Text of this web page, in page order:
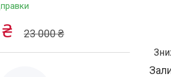
23 000 ₴